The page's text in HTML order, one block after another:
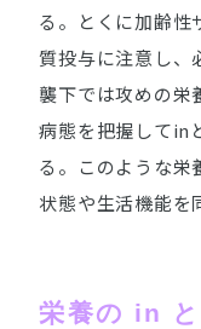
る。とくに加齢性
質投与に注意し、
襲下では攻めの栄
病態を把握してin
る。このような栄
状態や生活機能を
栄養の in